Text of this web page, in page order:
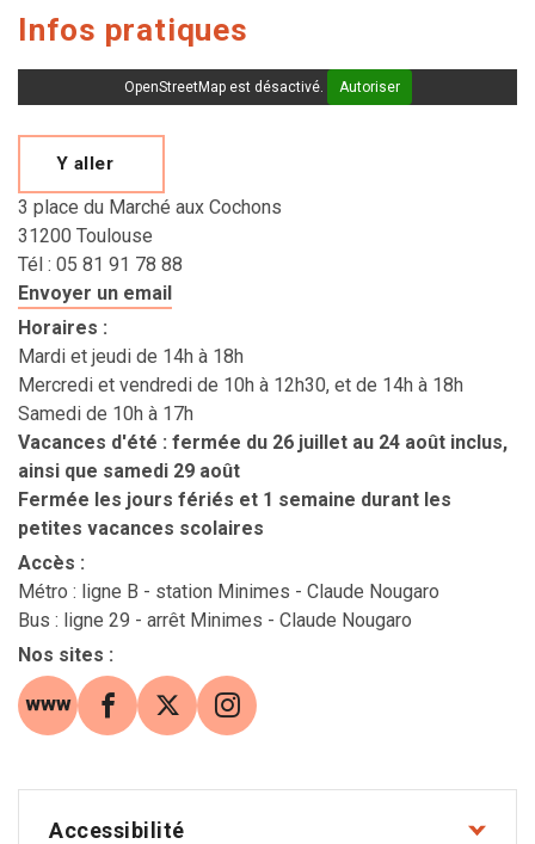
Infos pratiques
OpenStreetMap est désactivé. Autoriser
Y aller
3 place du Marché aux Cochons
31200 Toulouse
Tél : 05 81 91 78 88
Envoyer un email
Horaires :
Mardi et jeudi de 14h à 18h
Mercredi et vendredi de 10h à 12h30, et de 14h à 18h
Samedi de 10h à 17h
Vacances d'été : fermée du 26 juillet au 24 août inclus,
ainsi que samedi 29 août
Fermée les jours fériés et 1 semaine durant les
petites vacances scolaires
Accès :
Métro : ligne B - station Minimes - Claude Nougaro
Bus : ligne 29 - arrêt Minimes - Claude Nougaro
Nos sites :
site web (s'ouvre dans une nouvelle fenêtre)
Facebook (s'ouvre dans une nouvelle
X (s'ouvre dans une nouvelle
Instagram (s'ouvre dans
Accessibilité